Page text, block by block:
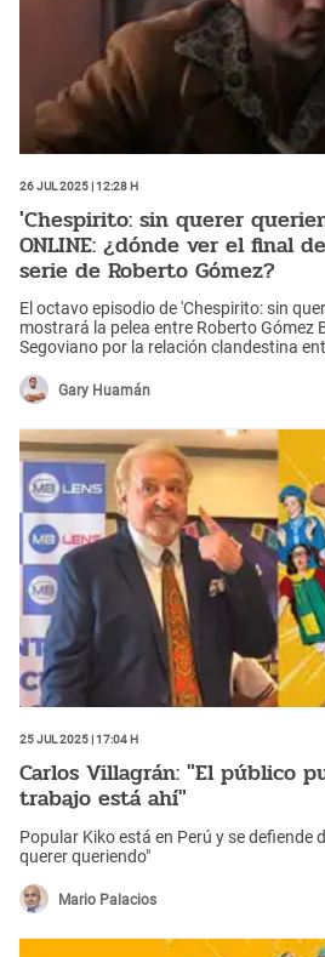
26 Jul 2025 | 12:28 h
'Chespirito: sin querer
ONLINE: ¿dónde ver el final
serie de Roberto Gómez?
El octavo episodio de 'Chespirito: sin
mostrará la pelea entre Roberto Gómez
Segoviano por la relación clandestina
Gary Huamán
25 Jul 2025 | 17:04 h
Carlos Villagrán: "El público
trabajo está ahí"
Popular Kiko está en Perú y se defiende
querer queriendo"
Mario Palacios